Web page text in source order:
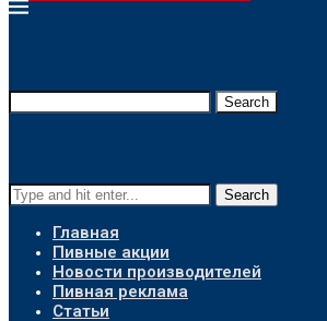
Search
Search
Главная
Пивные акции
Новости производителей
Пивная реклама
Статьи